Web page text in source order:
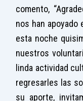
comento,
nos han
esta noche
nuestros
linda actividad
regresarles las
su aporte,